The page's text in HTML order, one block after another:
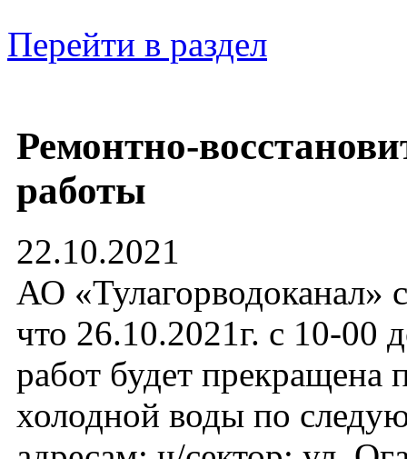
Перейти в раздел
Ремонтно-
работы
22.10.2021
АО «Тулагорводоканал»
что 26.10.2021г. с 10-00
работ будет прекращена
холодной воды по